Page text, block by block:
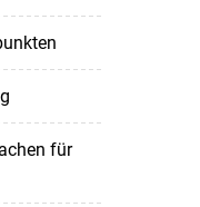
für